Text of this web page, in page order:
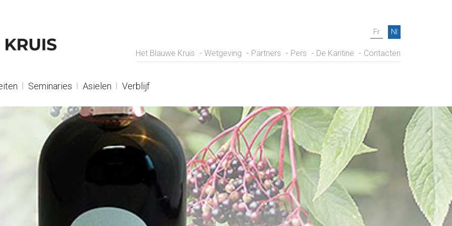
Fr Nl
Het Blauwe Kruis Wetgeving Partners Pers De Kantine Contacten
Seminaries Asielen Verblijf